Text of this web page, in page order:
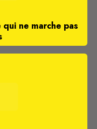
ne marche pas